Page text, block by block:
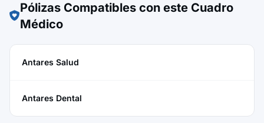
Pólizas Compatibles con este Cuadro
Médico
Antares Salud
Antares Dental